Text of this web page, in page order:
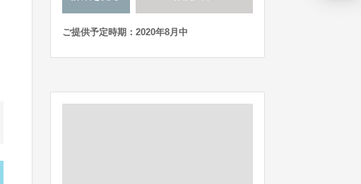
ご提供予定時期：2020年8月中